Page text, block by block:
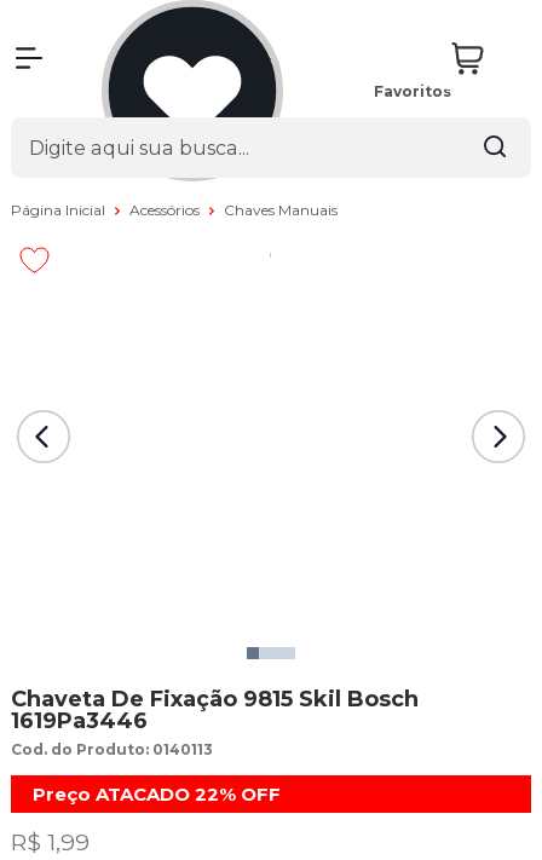
Favoritos
Página Inicial Acessórios Chaves Manuais
Chaveta De Fixação 9815 Skil Bosch
1619Pa3446
Cod. do Produto: 0140113
Preço ATACADO 22% OFF
R$ 1,99